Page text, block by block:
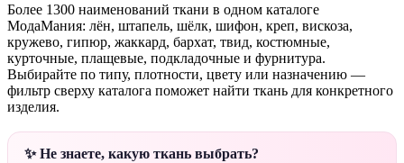
Более 1300 наименований ткани в одном каталоге
МодаМания: лён, штапель, шёлк, шифон, креп, вискоза,
кружево, гипюр, жаккард, бархат, твид, костюмные,
курточные, плащевые, подкладочные и фурнитура.
Выбирайте по типу, плотности, цвету или назначению —
фильтр сверху каталога поможет найти ткань для конкретного
изделия.
✨ Не знаете, какую ткань выбрать?